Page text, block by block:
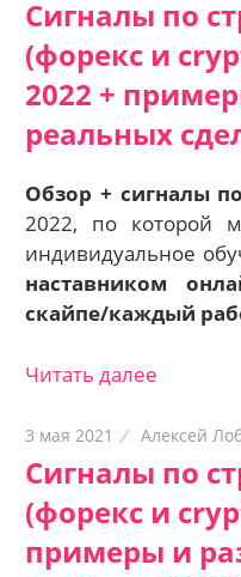
Сигналы по
(форекс и
2022 +
реальных
Обзор + сигналы
2022, по которой
индивидуальное
наставником
скайпе/каждый
Читать далее
3 мая 2021 Алексей
Сигналы по
(форекс и
примеры и